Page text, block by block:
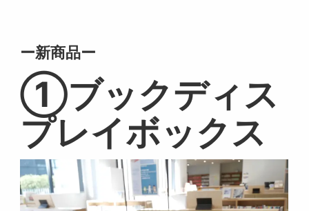
ー新商品ー
①ブックディス
プレイボックス